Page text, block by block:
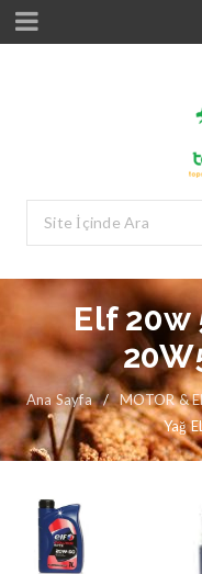
Elf 20w
Ana Sayfa / MOTOR &
Yağ